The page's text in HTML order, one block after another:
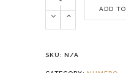
ADD
SKU: N/A